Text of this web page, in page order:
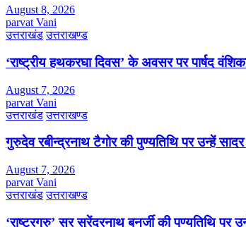
August 8, 2026
parvat Vani
उत्तराखंड उत्तराखण्ड
‘राष्ट्रीय हथकरघा दिवस’ के अवसर पर पार्षद
August 7, 2026
parvat Vani
उत्तराखंड उत्तराखण्ड
गुरुदेव रबीन्द्रनाथ टैगोर की पुण्यतिथि पर उन्हें
August 7, 2026
parvat Vani
उत्तराखंड उत्तराखण्ड
‘राष्ट्रगुरु’ सर सुरेंद्रनाथ बनर्जी की पुण्यतिथि